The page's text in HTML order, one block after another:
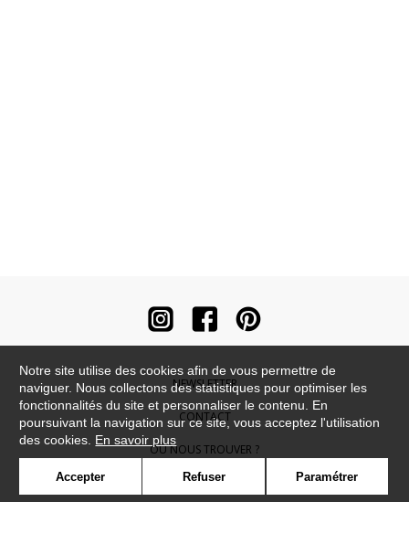
NEWSLETTER
CONTACT
OÙ NOUS TROUVER ?
CONTRACT
Notre site utilise des cookies afin de vous permettre de
naviguer. Nous collectons des statistiques pour optimiser les
fonctionnalités du site et personnaliser le contenu. En
poursuivant la navigation sur ce site, vous acceptez l'utilisation
des cookies. En savoir plus
Accepter Refuser Paramétrer